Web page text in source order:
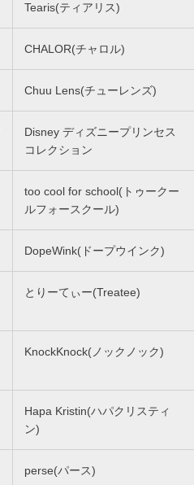
Tearis(ティアリス)
CHALOR(チャロル)
Chuu Lens(チューレンズ)
Disney ディズニープリンセス
コレクション
too cool for school(トゥークー
ルフォースクール)
DopeWink(ドープウインク)
とりーてぃー(Treatee)
KnockKnock(ノックノック)
Hapa Kristin(ハパクリスティ
ン)
perse(パース)